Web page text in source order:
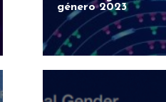
género 2023